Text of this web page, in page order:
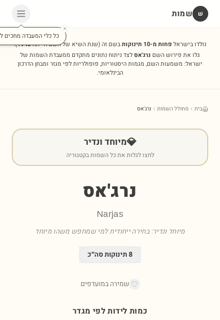
שׁ שמות
כל כלי המעבדה מחכים
נולדו בישראל פחות מ-10 תינוקות בשם זה(שנת השיא של השם הייתה1948
).
גלו את פירוש השם נרג'אסלצד ניתוח נתונים מתקדם ממעבדת השמות של
ישראל: משמעות השם, מגמות היסטוריות, פופולריות לפי מגזר ומבחן הדרכון
הבינלאומי.
בית מחולל השמות נרג'אס
💎מיוחד ונדיר
לחצו לגלות את כל השמות בקטגוריה
נרג'אס
Narjas
מיוחד ונדיר: בחירה ייחודית למי שמחפש משהו מיוחד
8תינוקות סה״כ
שמירה במועדפים
כמות לידות לפי מגדר